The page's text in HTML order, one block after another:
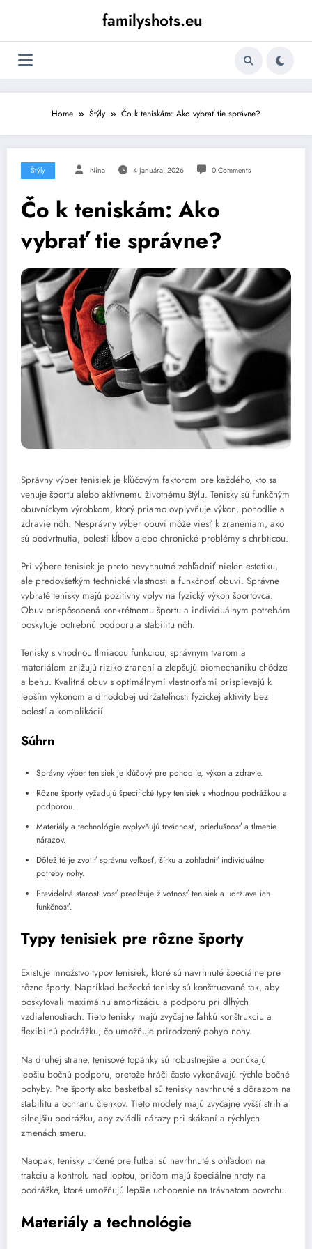
familyshots.eu
Home Štýly Čo k teniskám: Ako vybrať tie správne?
Štýly Nina 4 Januára, 2026 0 Comments
Čo k teniskám: Ako
vybrať tie správne?
Správny výber tenisiek je kľúčovým faktorom pre každého, kto sa
venuje športu alebo aktívnemu životnému štýlu. Tenisky sú funkčným
obuvníckym výrobkom, ktorý priamo ovplyvňuje výkon, pohodlie a
zdravie nôh. Nesprávny výber obuvi môže viesť k zraneniam, ako
sú podvrtnutia, bolesti kĺbov alebo chronické problémy s chrbticou.
Pri výbere tenisiek je preto nevyhnutné zohľadniť nielen estetiku,
ale predovšetkým technické vlastnosti a funkčnosť obuvi. Správne
vybraté tenisky majú pozitívny vplyv na fyzický výkon športovca.
Obuv prispôsobená konkrétnemu športu a individuálnym potrebám
poskytuje potrebnú podporu a stabilitu nôh.
Tenisky s vhodnou tlmiacou funkciou, správnym tvarom a
materiálom znižujú riziko zranení a zlepšujú biomechaniku chôdze
a behu. Kvalitná obuv s optimálnymi vlastnosťami prispievajú k
lepším výkonom a dlhodobej udržateľnosti fyzickej aktivity bez
bolestí a komplikácií.
Súhrn
Správny výber tenisiek je kľúčový pre pohodlie, výkon a zdravie.
Rôzne športy vyžadujú špecifické typy tenisiek s vhodnou podrážkou a
podporou.
Materiály a technológie ovplyvňujú trvácnosť, priedušnosť a tlmenie
nárazov.
Dôležité je zvoliť správnu veľkosť, šírku a zohľadniť individuálne
potreby nohy.
Pravidelná starostlivosť predlžuje životnosť tenisiek a udržiava ich
funkčnosť.
Typy tenisiek pre rôzne športy
Existuje množstvo typov tenisiek, ktoré sú navrhnuté špeciálne pre
rôzne športy. Napríklad bežecké tenisky sú konštruované tak, aby
poskytovali maximálnu amortizáciu a podporu pri dlhých
vzdialenostiach. Tieto tenisky majú zvyčajne ľahkú konštrukciu a
flexibilnú podrážku, čo umožňuje prirodzený pohyb nohy.
Na druhej strane, tenisové topánky sú robustnejšie a ponúkajú
lepšiu bočnú podporu, pretože hráči často vykonávajú rýchle bočné
pohyby. Pre športy ako basketbal sú tenisky navrhnuté s dôrazom na
stabilitu a ochranu členkov. Tieto modely majú zvyčajne vyšší strih a
silnejšiu podrážku, aby zvládli nárazy pri skákaní a rýchlych
zmenách smeru.
Naopak, tenisky určené pre futbal sú navrhnuté s ohľadom na
trakciu a kontrolu nad loptou, pričom majú špeciálne hroty na
podrážke, ktoré umožňujú lepšie uchopenie na trávnatom povrchu.
Materiály a technológie